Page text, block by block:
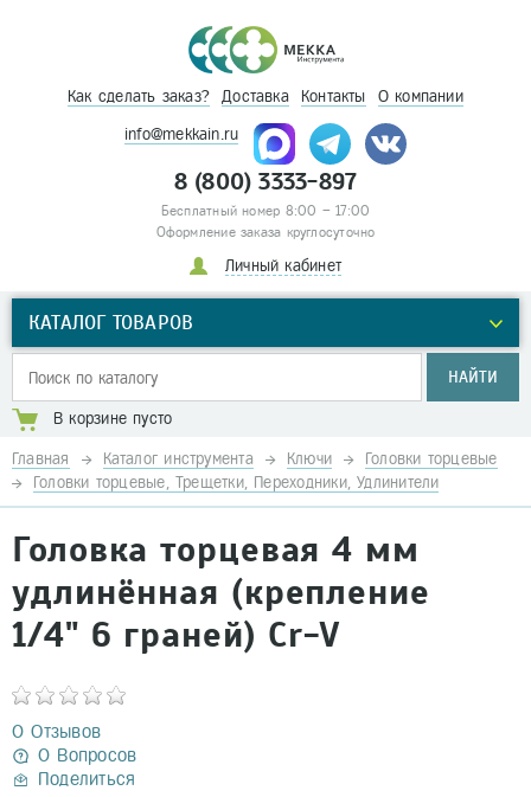
Как сделать заказ? Доставка Контакты О компании
info@mekkain.ru
8 (800) 3333-897
Бесплатный номер 8:00 – 17:00
Оформление заказа круглосуточно
Личный кабинет
КАТАЛОГ ТОВАРОВ
НАЙТИ
В корзине пусто
Главная Каталог инструмента Ключи
Головки торцевые
Головки торцевые, Трещетки, Переходники, Удлинители
Головка торцевая 4 мм
удлинённая (крепление
1/4" 6 граней) Cr-V
0 Отзывов
0 Вопросов
Поделиться